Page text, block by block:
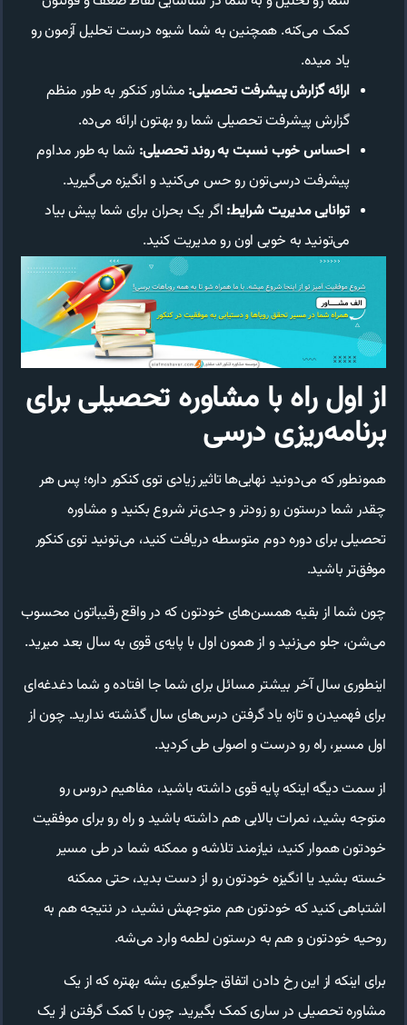
کمک می‌کنه. همچنین به شما شیوه درست تحلیل آزمون رو
یاد میده.
ارائه گزارش پیشرفت تحصیلی: مشاور کنکور به طور منظم
گزارش پیشرفت تحصیلی شما رو بهتون ارائه می‌ده.
احساس خوب نسبت به روند تحصیلی: شما به طور مداوم
پیشرفت درسی‌تون رو حس می‌کنید و انگیزه می‌گیرید.
توانایی مدیریت شرایط: اگر یک بحران برای شما پیش بیاد
می‌تونید به خوبی اون رو مدیریت کنید.
از اول راه با مشاوره تحصیلی برای
برنامه‌ریزی درسی
همونطور که می‌دونید نهایی‌ها تاثیر زیادی توی کنکور داره؛ پس هر
چقدر شما درستون رو زودتر و جدی‌تر شروع بکنید و مشاوره
تحصیلی برای دوره دوم متوسطه دریافت کنید، می‌تونید توی کنکور
موفق‌تر باشید.
چون شما از بقیه همسن‌های خودتون که در واقع رقیباتون محسوب
می‌شن، جلو می‌زنید و از همون اول با پایه‌ی قوی به سال بعد میرید.
اینطوری سال آخر بیشتر مسائل برای شما جا افتاده و شما دغدغه‌ای
برای فهمیدن و تازه یاد گرفتن درس‌های سال گذشته ندارید. چون از
اول مسیر، راه رو درست و اصولی طی کردید.
از سمت دیگه اینکه پایه قوی داشته باشید، مفاهیم دروس رو
متوجه بشید، نمرات بالایی هم داشته باشید و راه رو برای موفقیت
خودتون هموار کنید، نیازمند تلاشه و ممکنه شما در طی مسیر
خسته بشید یا انگیزه خودتون رو از دست بدید، حتی ممکنه
اشتباهی کنید که خودتون هم متوجهش نشید، در نتیجه هم به
روحیه خودتون و هم به درستون لطمه وارد می‌شه.
برای اینکه از این رخ دادن اتفاق جلوگیری بشه بهتره که از یک
مشاوره تحصیلی در ساری کمک بگیرید. چون با کمک گرفتن از یک